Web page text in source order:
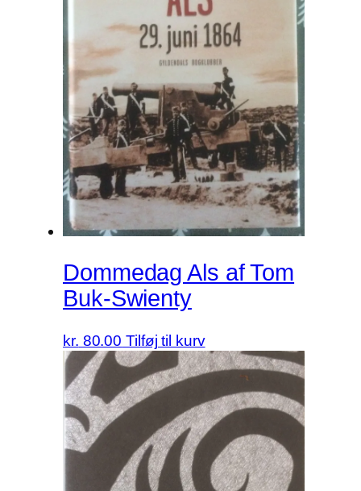
Dommedag Als af Tom
Buk-Swienty
kr. 80.00 Tilføj til kurv